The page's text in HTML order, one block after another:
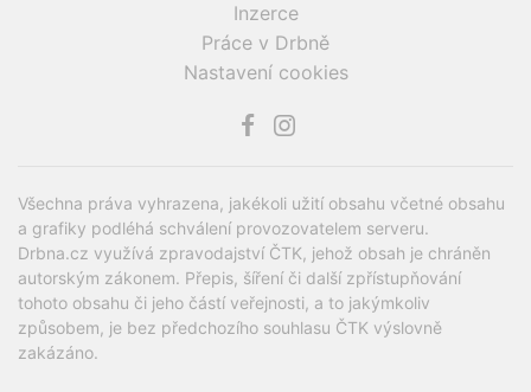
Inzerce
Práce v Drbně
Nastavení cookies
Všechna práva vyhrazena, jakékoli užití obsahu včetné obsahu
a grafiky podléhá schválení provozovatelem serveru.
Drbna.cz využívá zpravodajství ČTK, jehož obsah je chráněn
autorským zákonem. Přepis, šíření či další zpřístupňování
tohoto obsahu či jeho částí veřejnosti, a to jakýmkoliv
způsobem, je bez předchozího souhlasu ČTK výslovně
zakázáno.